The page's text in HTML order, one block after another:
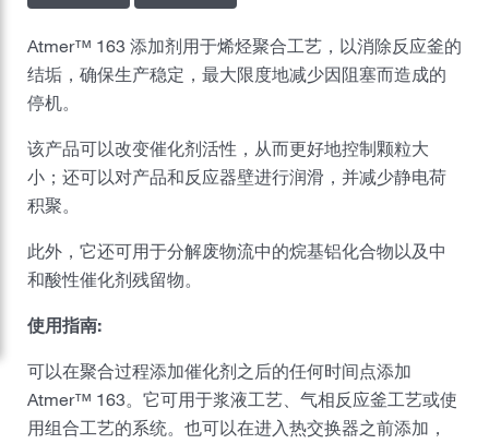
嘉吉美丽护理
职业发展
新闻中心
嘉吉全球
Atmer™ 163 添加剂用于烯烃聚合工艺，以消除反应釜的
结垢，确保生产稳定，最大限度地减少因阻塞而造成的
停机。
该产品可以改变催化剂活性，从而更好地控制颗粒大
小；还可以对产品和反应器壁进行润滑，并减少静电荷
积聚。
此外，它还可用于分解废物流中的烷基铝化合物以及中
和酸性催化剂残留物。
使用指南:
可以在聚合过程添加催化剂之后的任何时间点添加
Atmer™ 163。它可用于浆液工艺、气相反应釜工艺或使
用组合工艺的系统。也可以在进入热交换器之前添加，